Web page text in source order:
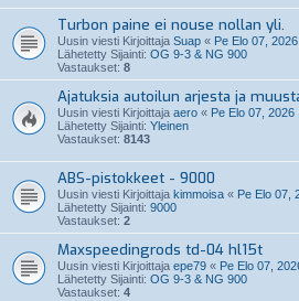
Turbon paine ei nouse nollan yli.
Uusin viesti Kirjoittaja Suap « Pe Elo 07,
Lähetetty Sijainti: OG 9-3 & NG 900
Vastaukset: 8
Ajatuksia autoilun arjesta ja
Uusin viesti Kirjoittaja aero « Pe Elo 07, 2026
Lähetetty Sijainti: Yleinen
Vastaukset: 8143
ABS-pistokkeet - 9000
Uusin viesti Kirjoittaja kimmoisa « Pe Elo 07,
Lähetetty Sijainti: 9000
Vastaukset: 2
Maxspeedingrods td-04 hl15t
Uusin viesti Kirjoittaja epe79 « Pe Elo 07,
Lähetetty Sijainti: OG 9-3 & NG 900
Vastaukset: 4